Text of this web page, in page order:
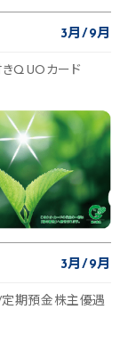
3月 9月
きQUOカード
3月 9月
定期預金株主優遇